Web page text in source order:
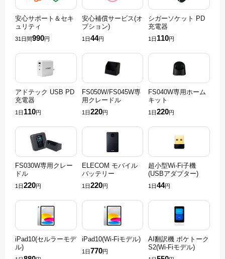
安心サポート＆セキ
ュリティ
31日間990円
安心補償サービス(オ
プション)
1日44円
シガーソケット PD
充電器
1日 110円
アドテック USB PD
充電器
1日 110円
FS050W/FS045W専
用クレードル
1日220円
FS040W専用ホーム
キット
1日220円
FS030W専用クレー
ドル
1日220円
ELECOM モバイル
バッテリー
1日220円
超小型Wi-Fi子機
(USBアダプター)
1日44円
iPad10(セルラーモデ
ル)
iPad10(Wi-Fiモデル)
1日770円
AI翻訳機 ポケトーク
S2(Wi-Fiモデル)